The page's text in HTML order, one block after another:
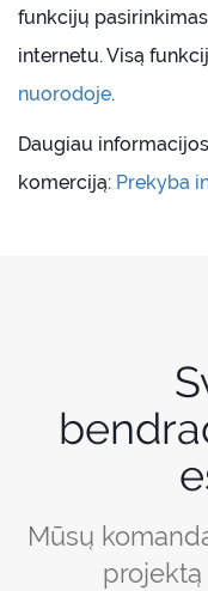
funkcijų
internetu. Visą
nuorodoje.
Daugiau
komerciją: Prekyba
Mūsų